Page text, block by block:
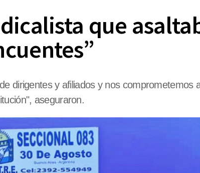
que
dirigentes y afiliados y nos
aseguraron.